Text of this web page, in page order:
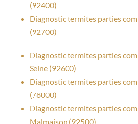
(92400)
Diagnostic termites parties
(92700)
Diagnostic termites parties
Seine (92600)
Diagnostic termites parties
(78000)
Diagnostic termites parties
Malmaison (92500)